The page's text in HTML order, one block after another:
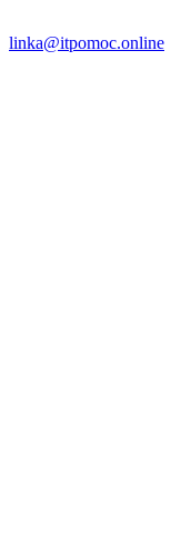
linka@itpomoc.online